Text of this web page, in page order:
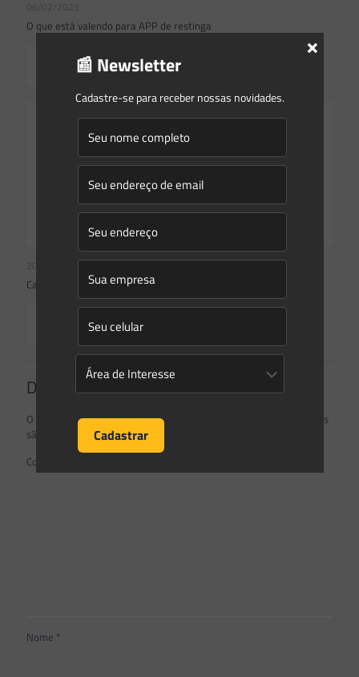
06/02/2023
O que está valendo para APP de restinga
Read more
20/01/2022
Camilla Pavan Costa
Read more
Deixe um comentário
O seu endereço de e-mail não será publicado.
Campos obrigatórios
são marcados com*
Comentário
Nome *
📰 Newsletter
Cadastre-se para receber nossas novidades.
×